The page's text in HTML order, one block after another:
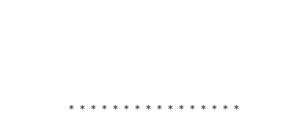
＊＊＊＊＊＊＊＊＊＊＊＊＊＊＊＊